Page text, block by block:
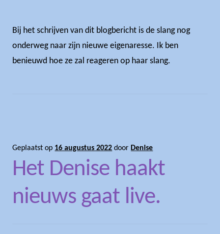
Bij het schrijven van dit blogbericht is de slang nog
onderweg naar zijn nieuwe eigenaresse. Ik ben
benieuwd hoe ze zal reageren op haar slang.
Geplaatst op 16 augustus 2022 door Denise
Het Denise haakt
nieuws gaat live.